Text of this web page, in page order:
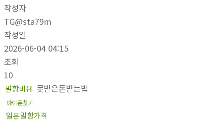
작성자
TG@sta79m
작성일
2026-06-04 04:15
조회
10
밀항비용 못받은돈받는법
아이폰찾기
일본밀항가격